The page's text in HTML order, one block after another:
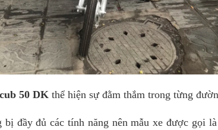
cub 50 DK thể hiện sự đằm thắm trong từng
đầy đủ các tính năng nên mẫu xe được gọi